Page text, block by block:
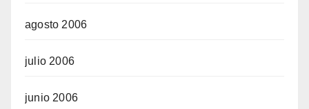
agosto 2006
julio 2006
junio 2006